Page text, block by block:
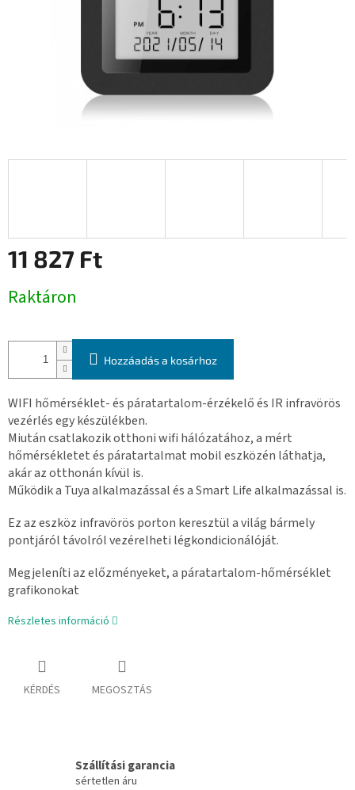
11 827 Ft
Raktáron
Hozzáadás a kosárhoz
WIFI hőmérséklet- és páratartalom-érzékelő és IR infravörös
vezérlés egy készülékben.
Miután csatlakozik otthoni wifi hálózatához, a mért
hőmérsékletet és páratartalmat mobil eszközén láthatja,
akár az otthonán kívül is.
Működik a Tuya alkalmazással és a Smart Life alkalmazással is.
Ez az eszköz infravörös porton keresztül a világ bármely
pontjáról távolról vezérelheti légkondicionálóját.
Megjeleníti az előzményeket, a páratartalom-hőmérséklet
grafikonokat
Részletes információ
KÉRDÉS MEGOSZTÁS
Szállítási garancia
sértetlen áru